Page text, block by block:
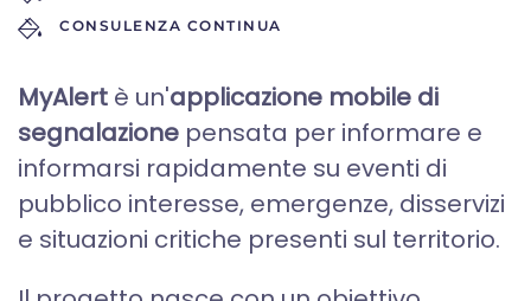
CONSULENZA CONTINUA
MyAlert è un'applicazione mobile di
segnalazione pensata per informare e
informarsi rapidamente su eventi di
pubblico interesse, emergenze, disservizi
e situazioni critiche presenti sul territorio.